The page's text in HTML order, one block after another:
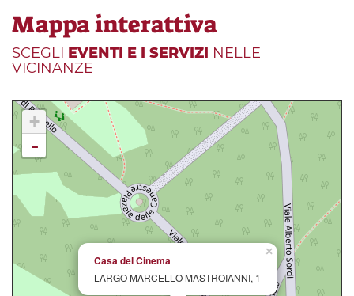
Mappa interattiva
SCEGLI EVENTI E I SERVIZI NELLE
VICINANZE
×
Casa del Cinema
LARGO MARCELLO MASTROIANNI, 1
+
-